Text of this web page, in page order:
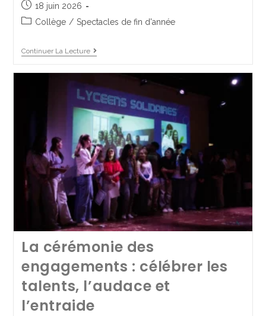
18 juin 2026
Collège / Spectacles de fin d'année
Continuer La Lecture
La cérémonie des
engagements : célébrer les
talents, l’audace et
l’entraide
Continuer La Lecture
Le retour des journées
autrement au collège pour
bien finir l’année
1 juillet 2025